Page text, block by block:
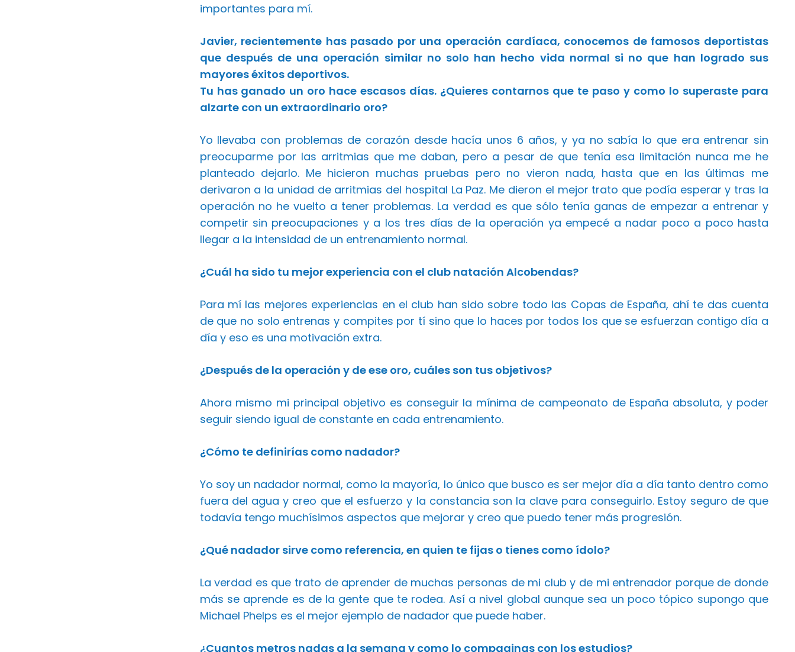
importantes para mí.
Javier, recientemente has pasado por una operación cardíaca, conocemos de famosos deportistas
que después de una operación similar no solo han hecho vida normal si no que han logrado sus
mayores éxitos deportivos.
Tu has ganado un oro hace escasos días. ¿Quieres contarnos que te paso y como lo superaste para
alzarte con un extraordinario oro?
Yo llevaba con problemas de corazón desde hacía unos 6 años, y ya no sabía lo que era entrenar sin
preocuparme por las arritmias que me daban, pero a pesar de que tenía esa limitación nunca me he
planteado dejarlo. Me hicieron muchas pruebas pero no vieron nada, hasta que en las últimas me
derivaron a la unidad de arritmias del hospital La Paz. Me dieron el mejor trato que podía esperar y tras la
operación no he vuelto a tener problemas. La verdad es que sólo tenía ganas de empezar a entrenar y
competir sin preocupaciones y a los tres días de la operación ya empecé a nadar poco a poco hasta
llegar a la intensidad de un entrenamiento normal.
¿Cuál ha sido tu mejor experiencia con el club natación Alcobendas?
Para mí las mejores experiencias en el club han sido sobre todo las Copas de España, ahí te das cuenta
de que no solo entrenas y compites por tí sino que lo haces por todos los que se esfuerzan contigo día a
día y eso es una motivación extra.
¿Después de la operación y de ese oro, cuáles son tus objetivos?
Ahora mismo mi principal objetivo es conseguir la mínima de campeonato de España absoluta, y poder
seguir siendo igual de constante en cada entrenamiento.
¿Cómo te definirías como nadador?
Yo soy un nadador normal, como la mayoría, lo único que busco es ser mejor día a día tanto dentro como
fuera del agua y creo que el esfuerzo y la constancia son la clave para conseguirlo. Estoy seguro de que
todavía tengo muchísimos aspectos que mejorar y creo que puedo tener más progresión.
¿Qué nadador sirve como referencia, en quien te fijas o tienes como ídolo?
La verdad es que trato de aprender de muchas personas de mi club y de mi entrenador porque de donde
más se aprende es de la gente que te rodea. Así a nivel global aunque sea un poco tópico supongo que
Michael Phelps es el mejor ejemplo de nadador que puede haber.
¿Cuantos metros nadas a la semana y como lo compaginas con los estudios?